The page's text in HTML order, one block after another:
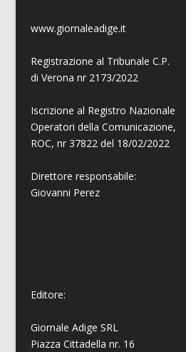
www.giornaleadige.it
Registrazione al Tribunale C.P.
di Verona nr 2173/2022
Iscrizione al Registro Nazionale
Operatori della Comunicazione,
ROC, nr 37822 del 18/02/2022
Direttore responsabile:
Giovanni Perez
Editore:
Giornale Adige SRL
Piazza Cittadella nr. 16